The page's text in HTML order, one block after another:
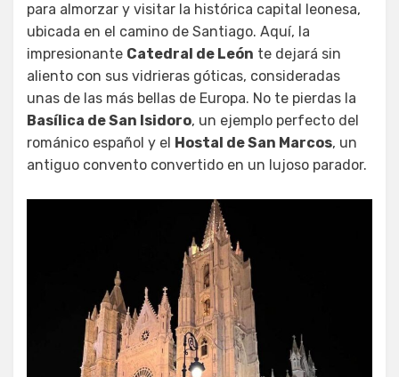
para almorzar y visitar la histórica capital leonesa,
ubicada en el camino de Santiago. Aquí, la
impresionante Catedral de León te dejará sin
aliento con sus vidrieras góticas, consideradas
unas de las más bellas de Europa. No te pierdas la
Basílica de San Isidoro, un ejemplo perfecto del
románico español y el Hostal de San Marcos, un
antiguo convento convertido en un lujoso parador.